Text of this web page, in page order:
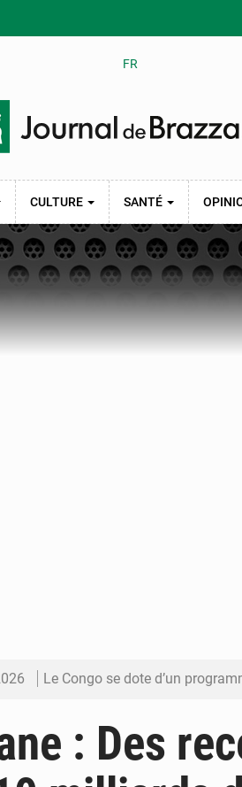
FR
CULTURE SANTÉ
Le Congo se dote d’un programme national
Cémac : la Commission présente à
: Des